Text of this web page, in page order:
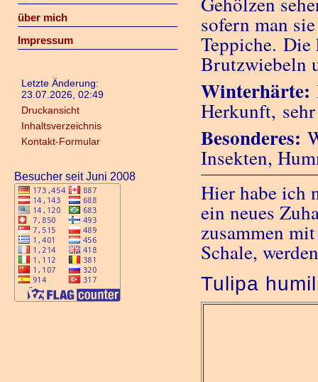
über mich
Impressum
Letzte Änderung:
23.07.2026, 02:49
Druckansicht
Inhaltsverzeichnis
Kontakt-Formular
Besucher seit Juni 2008
sofern man
Teppiche. Die
Brutzwiebeln
Winterhärte:
Herkunft,
Besonderes:
Insekten,
Hier habe ich
ein neues
zusammen
Schale,
Tulipa